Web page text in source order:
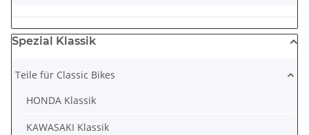
Spezial Klassik
Teile für Classic Bikes
HONDA Klassik
KAWASAKI Klassik